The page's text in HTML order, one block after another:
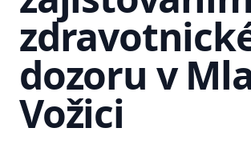
dozoru v
Vožici